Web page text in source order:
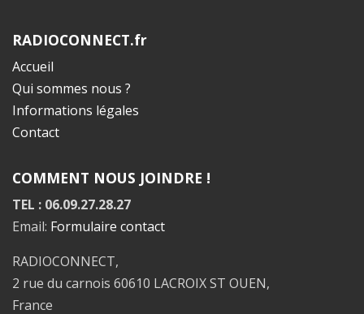
RADIOCONNECT.fr
Accueil
Qui sommes nous ?
Informations légales
Contact
COMMENT NOUS JOINDRE !
TEL : 06.09.27.28.27
Email: Formulaire contact
RADIOCONNECT,
2 rue du carnois 60610 LACROIX ST OUEN,
France